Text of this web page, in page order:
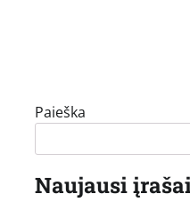
Paieška
Naujausi